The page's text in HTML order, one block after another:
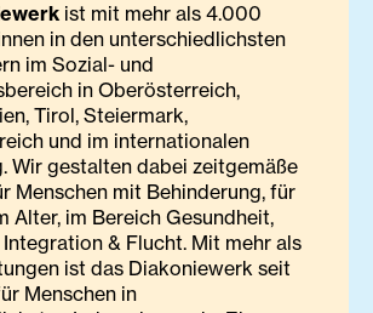
ist mit mehr als 4.000
in den unterschiedlichsten
im Sozial- und
in Oberösterreich,
Tirol, Steiermark,
und im internationalen
Wir gestalten dabei zeitgemäße
Menschen mit Behinderung, für
Alter, im Bereich Gesundheit,
& Flucht. Mit mehr als
ist das Diakoniewerk seit
Menschen in